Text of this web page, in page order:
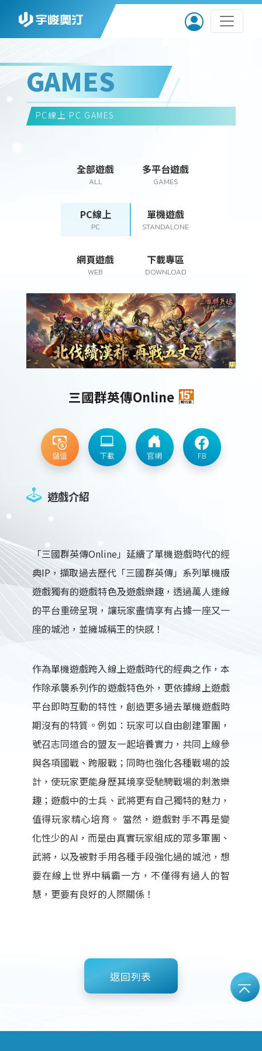
GAMES
PC線上 PC GAMES
全部遊戲
ALL
多平台遊戲
GAMES
PC線上
PC
單機遊戲
STANDALONE
網頁遊戲
WEB
下載專區
DOWNLOAD
三國群英傳Online
儲值 下載 官網 FB
遊戲介紹
「三國群英傳Online」延續了單機遊戲時代的經
典IP，擷取過去歷代「三國群英傳」系列單機版
遊戲獨有的遊戲特色及遊戲樂趣，透過萬人連線
的平台重磅呈現，讓玩家盡情享有占據一座又一
座的城池，並擁城稱王的快感！
作為單機遊戲跨入線上遊戲時代的經典之作，本
作除承襲系列作的遊戲特色外，更依據線上遊戲
平台即時互動的特性，創造更多過去單機遊戲時
期沒有的特質。例如：玩家可以自由創建軍團，
號召志同道合的盟友一起培養實力，共同上線參
與各項國戰、跨服戰；同時也強化各種戰場的設
計，使玩家更能身歷其境享受馳騁戰場的刺激樂
趣；遊戲中的士兵、武將更有自己獨特的魅力，
值得玩家精心培育。 當然，遊戲對手不再是變
化性少的AI，而是由真實玩家組成的眾多軍團、
武將，以及被對手用各種手段強化過的城池，想
要在線上世界中稱霸一方，不僅得有過人的智
慧，更要有良好的人際關係！
返回列表